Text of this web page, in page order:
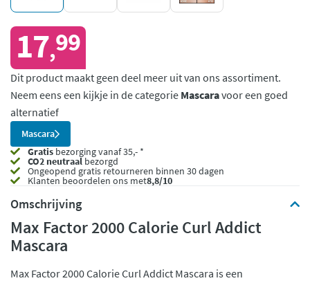
17,99
Dit product maakt geen deel meer uit van ons assortiment.
Neem eens een kijkje in de categorie Mascaravoor een goed
alternatief
Mascara
Gratis bezorging vanaf 35,- *
CO2 neutraalbezorgd
Ongeopend gratis retourneren binnen 30 dagen
Klanten beoordelen ons met8,8/10
Omschrijving
Max Factor 2000 Calorie Curl Addict
Mascara
Max Factor 2000 Calorie Curl Addict Mascara is een